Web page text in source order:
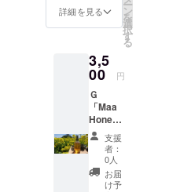
もしれ
変わり
ませ
送料・
税込み
※定価
4,200円
（税抜
き・送
料込
み）の
せで
す。
トリー
トメン
トは、
ありま
せんの
で、ご
注意く
ださ
い。 野
菜の詰
め合わ
詳細を見る ー
ン
を
選
択
す
る
3,5
00 円
Ｇ
「Maa
Honey
Shamp
oo」単
ンプー
は、
支援
者：
0人
お届
け予